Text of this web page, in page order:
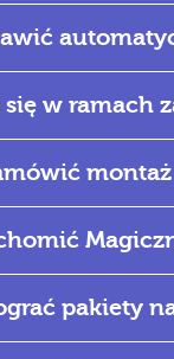
w ramach
pakiety